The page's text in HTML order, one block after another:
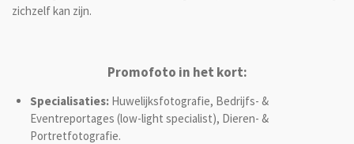
zichzelf kan zijn.
Promofoto in het kort:
Specialisaties:Huwelijksfotografie, Bedrijfs- &
Eventreportages (low-light specialist), Dieren- &
Portretfotografie.